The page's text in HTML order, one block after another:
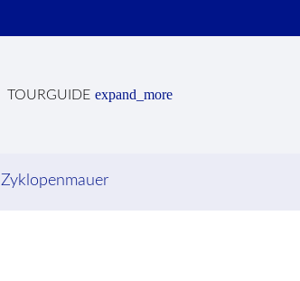
TOURGUIDE expand_more
Zyklopenmauer